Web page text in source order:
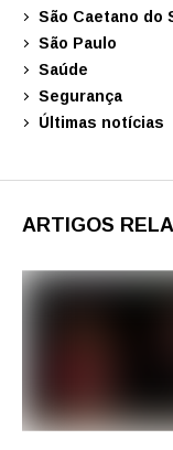
São Caetano do
São Paulo
Saúde
Segurança
Últimas notícias
ARTIGOS